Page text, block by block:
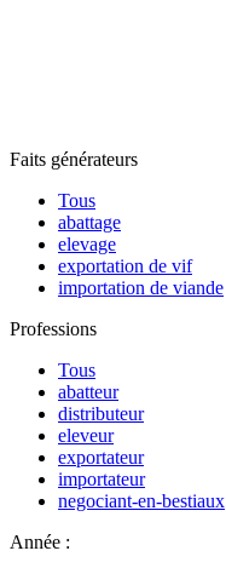
Faits générateurs
Tous
abattage
elevage
exportation de vif
importation de viande
Professions
Tous
abatteur
distributeur
eleveur
exportateur
importateur
negociant-en-bestiaux
Année :